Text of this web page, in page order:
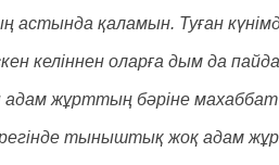
астында қаламын. Туған
келіннен оларға дым да
адам жұрттың бәріне
Жүрегінде тыныштық жоқ